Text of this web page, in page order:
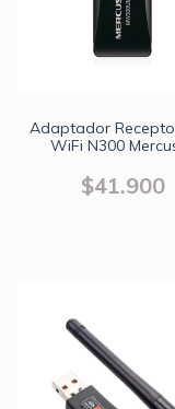
Adaptador
WiFi N300
$41.900